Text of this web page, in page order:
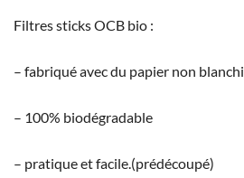
Filtres sticks OCB bio :
– fabriqué avec du papier non blanchi.
– 100% biodégradable
– pratique et facile.(prédécoupé)